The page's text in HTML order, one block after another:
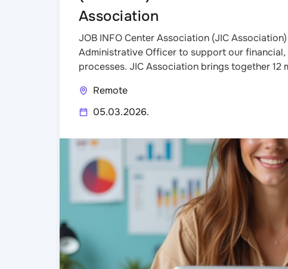
Association
JOB INFO Center Association (JIC
Administrative Officer to support our
processes. JIC Association brings together 12
Remote
05.03.2026.